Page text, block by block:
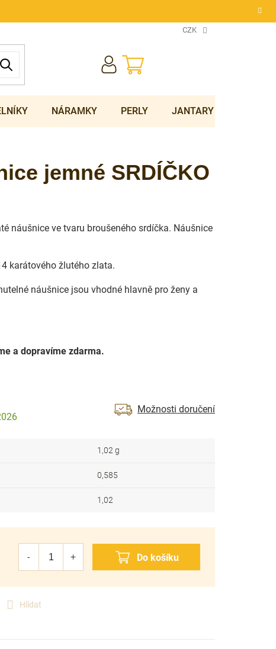
CZK
NÁKUPNÍ
KOŠÍK
NÁRAMKY PERLY JANTARY
náušnice ve tvaru broušeného srdíčka. Náušnice
karátového žlutého zlata.
náušnice jsou vhodné hlavně pro ženy a
a dopravíme zdarma.
Hlídat
jemné SRDÍČKO
Možnosti doručení
1,02 g
0,585
1,02